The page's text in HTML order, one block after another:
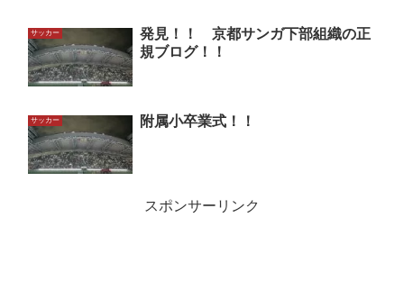
サッカー
発見！！ 京都サンガ下部組織の正
規ブログ！！
サッカー 附属小卒業式！！
スポンサーリンク